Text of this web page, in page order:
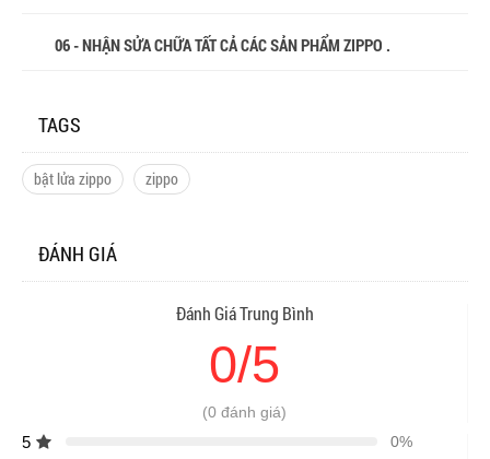
06 - NHẬN SỬA CHỮA TẤT CẢ CÁC SẢN PHẨM ZIPPO .
TAGS
bật lửa zippo zippo
ĐÁNH GIÁ
Đánh Giá Trung Bình
0/5
(0 đánh giá)
5 0%